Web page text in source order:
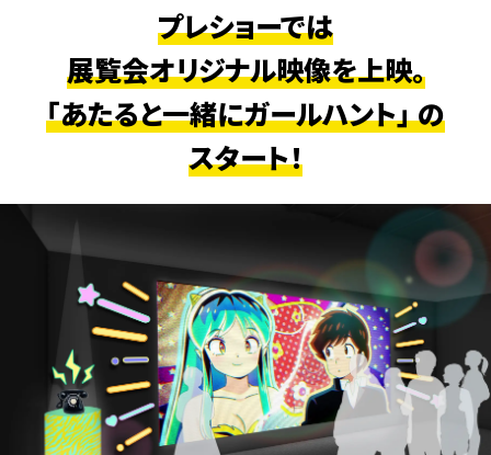
プレショーでは
展覧会オリジナル映像を上映。
｢あたると一緒にガールハント｣ の
スタート！